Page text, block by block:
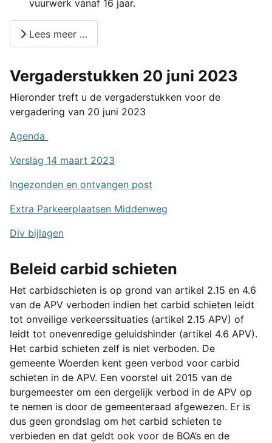
vuurwerk vanaf 16 jaar.
Lees meer …
Vergaderstukken 20 juni 2023
Hieronder treft u de vergaderstukken voor de
vergadering van 20 juni 2023
Agenda
Verslag 14 maart 2023
Ingezonden en ontvangen post
Extra Parkeerplaatsen Middenweg
Div bijlagen
Beleid carbid schieten
Het carbidschieten is op grond van artikel 2.15 en 4.6
van de APV verboden indien het carbid schieten leidt
tot onveilige verkeerssituaties (artikel 2.15 APV) of
leidt tot onevenredige geluidshinder (artikel 4.6 APV).
Het carbid schieten zelf is niet verboden. De
gemeente Woerden kent geen verbod voor carbid
schieten in de APV. Een voorstel uit 2015 van de
burgemeester om een dergelijk verbod in de APV op
te nemen is door de gemeenteraad afgewezen. Er is
dus geen grondslag om het carbid schieten te
verbieden en dat geldt ook voor de BOA’s en de